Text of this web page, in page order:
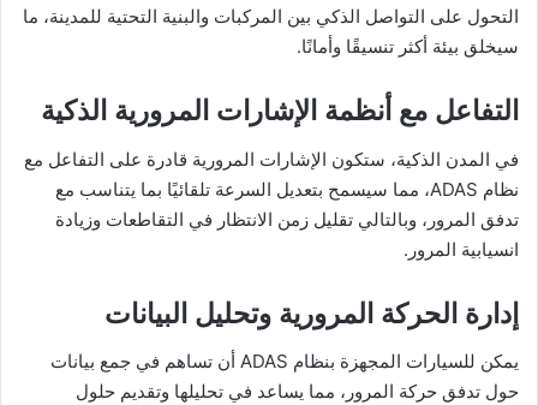
التحول على التواصل الذكي بين المركبات والبنية التحتية للمدينة، ما
سيخلق بيئة أكثر تنسيقًا وأمانًا.
التفاعل مع أنظمة الإشارات المرورية الذكية
في المدن الذكية، ستكون الإشارات المرورية قادرة على التفاعل مع
نظام ADAS، مما سيسمح بتعديل السرعة تلقائيًا بما يتناسب مع
تدفق المرور، وبالتالي تقليل زمن الانتظار في التقاطعات وزيادة
انسيابية المرور.
إدارة الحركة المرورية وتحليل البيانات
يمكن للسيارات المجهزة بنظام ADAS أن تساهم في جمع بيانات
حول تدفق حركة المرور، مما يساعد في تحليلها وتقديم حلول